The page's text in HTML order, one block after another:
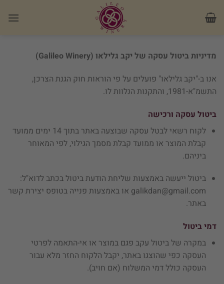
מדיניות ביטול עסקה של יקב גלילאו (Galileo Winery)
אנו ב-"יקב גלילאו" פועלים על פי הוראות חוק הגנת הצרכן,
התשמ"א-1981, והתקנות הנלוות לו.
ביטול עסקה ורכישה
לקוח רשאי לבטל עסקה שבוצעה באתר בתוך 14 ימים ממועד
קבלת המוצר או ממועד קבלת מסמך הגילוי, לפי המאוחר
ביניהם.
ביטול ייעשה באמצעות שליחת הודעת ביטול בכתב לדוא"ל:
galikdan@gmail.com או באמצעות פנייה בטופס יצירת קשר
באתר.
דמי ביטול
במקרה של ביטול עקב פגם במוצר או אי-התאמה לפרטי
העסקה כפי שהוצגו באתר, יקבל הלקוח החזר מלא עבור
העסקה כולל דמי המשלוח (אם חויב).